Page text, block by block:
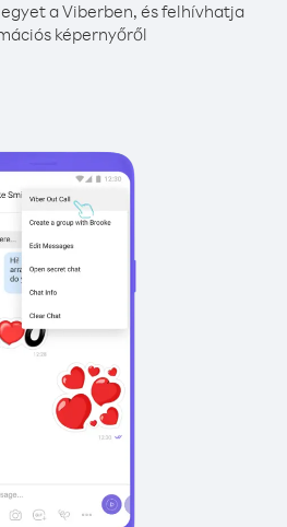
a Viberben, és felhívhatja
képernyőről